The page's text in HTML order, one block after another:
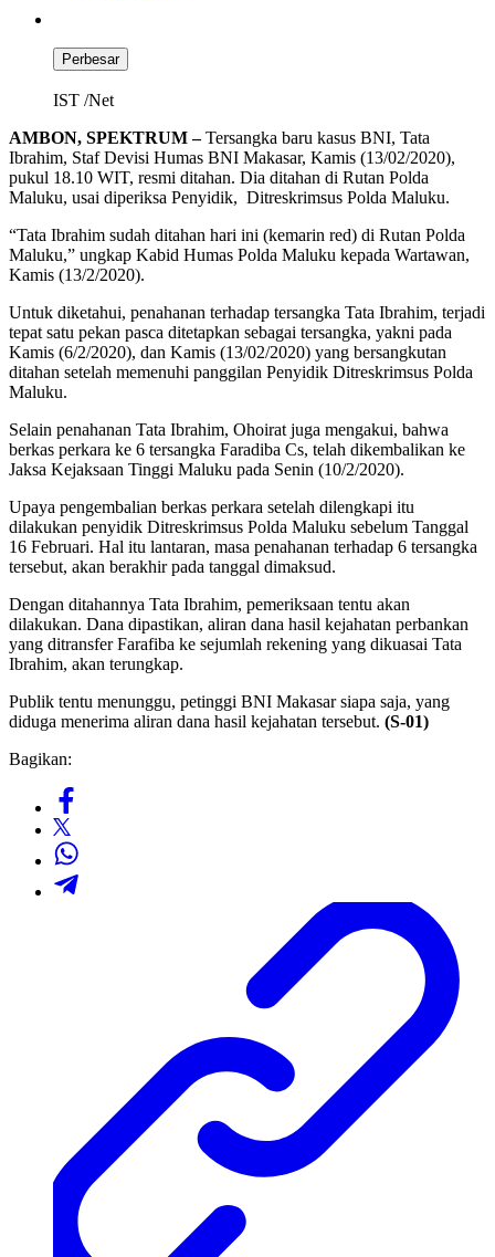
Perbesar
IST /Net
AMBON, SPEKTRUM –Tersangka baru kasus BNI, Tata
Ibrahim, Staf Devisi Humas BNI Makasar, Kamis (13/02/2020),
pukul 18.10 WIT, resmi ditahan. Dia ditahan di Rutan Polda
Maluku, usai diperiksa Penyidik, Ditreskrimsus Polda Maluku.
“Tata Ibrahim sudah ditahan hari ini (kemarin red) di Rutan Polda
Maluku,” ungkap Kabid Humas Polda Maluku kepada Wartawan,
Kamis (13/2/2020).
Untuk diketahui, penahanan terhadap tersangka Tata Ibrahim, terjadi
tepat satu pekan pasca ditetapkan sebagai tersangka, yakni pada
Kamis (6/2/2020), dan Kamis (13/02/2020) yang bersangkutan
ditahan setelah memenuhi panggilan Penyidik Ditreskrimsus Polda
Maluku.
Selain penahanan Tata Ibrahim, Ohoirat juga mengakui, bahwa
berkas perkara ke 6 tersangka Faradiba Cs, telah dikembalikan ke
Jaksa Kejaksaan Tinggi Maluku pada Senin (10/2/2020).
Upaya pengembalian berkas perkara setelah dilengkapi itu
dilakukan penyidik Ditreskrimsus Polda Maluku sebelum Tanggal
16 Februari. Hal itu lantaran, masa penahanan terhadap 6 tersangka
tersebut, akan berakhir pada tanggal dimaksud.
Dengan ditahannya Tata Ibrahim, pemeriksaan tentu akan
dilakukan. Dana dipastikan, aliran dana hasil kejahatan perbankan
yang ditransfer Farafiba ke sejumlah rekening yang dikuasai Tata
Ibrahim, akan terungkap.
Publik tentu menunggu, petinggi BNI Makasar siapa saja, yang
diduga menerima aliran dana hasil kejahatan tersebut. (S-01)
Bagikan: